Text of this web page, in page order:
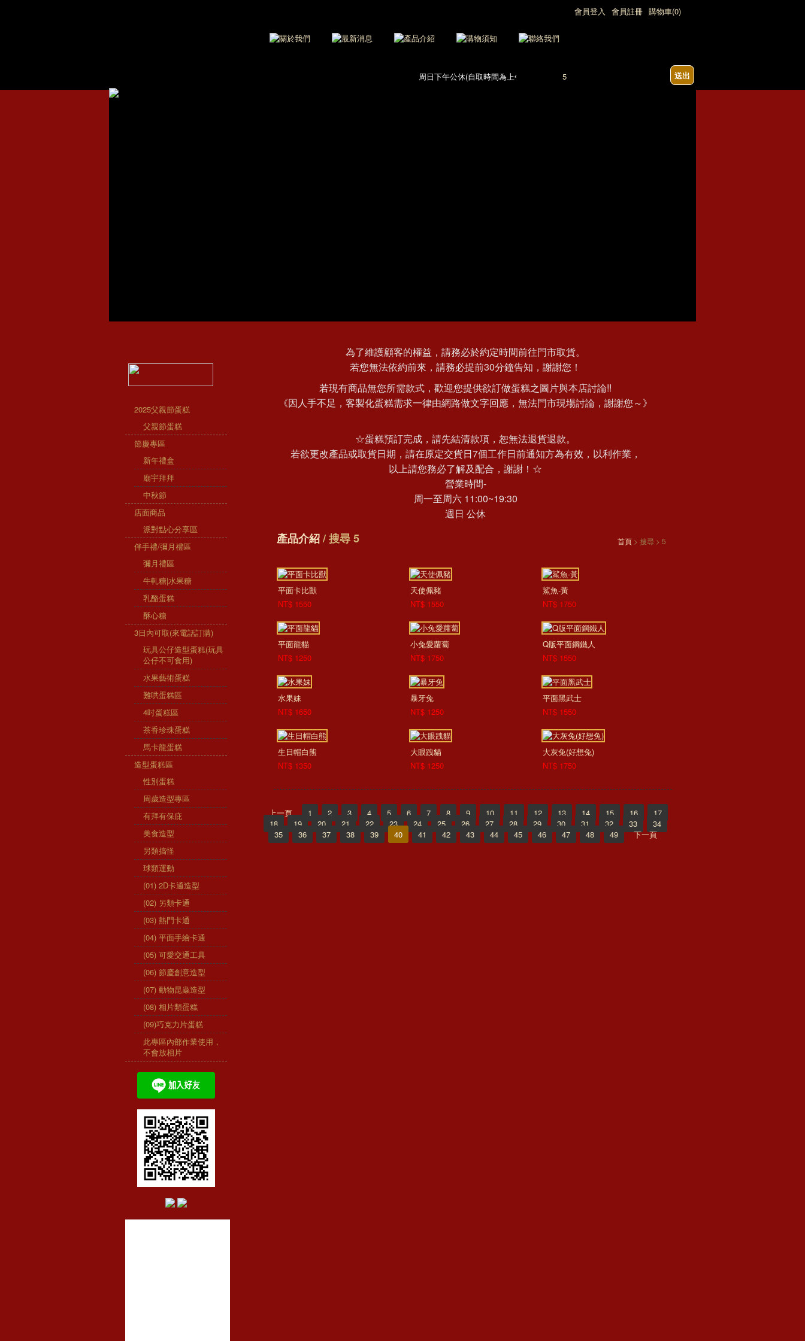
會員登入 會員註冊 購物車(0)
周日下午公休(自取時間為上午11:00-12:00)，七日內急單請勿下單(請來電詢問)送出
2025父親節蛋糕
父親節蛋糕
節慶專區
新年禮盒
廟宇拜拜
中秋節
店面商品
派對點心分享區
伴手禮/彌月禮區
彌月禮區
牛軋糖|水果糖
乳酪蛋糕
酥心糖
3日內可取(來電話訂購)
玩具公仔造型蛋糕(玩具
公仔不可食用)
水果藝術蛋糕
難哄蛋糕區
4吋蛋糕區
茶香珍珠蛋糕
馬卡龍蛋糕
造型蛋糕區
性別蛋糕
周歲造型專區
有拜有保庇
美食造型
另類搞怪
球類運動
(01) 2D卡通造型
(02) 另類卡通
(03) 熱門卡通
(04) 平面手繪卡通
(05) 可愛交通工具
(06) 節慶創意造型
(07) 動物昆蟲造型
(08) 相片類蛋糕
(09)巧克力片蛋糕
此專區內部作業使用，
不會放相片
為了維護顧客的權益，請務必於約定時間前往門市取貨。
若您無法依約前來，請務必提前30分鐘告知，謝謝您！
若現有商品無您所需款式，歡迎您提供欲訂做蛋糕之圖片與本店討論!!
《因人手不足，客製化蛋糕需求一律由網路做文字回應，無法門市現場討論，謝謝您～》
☆蛋糕預訂完成，請先結清款項，恕無法退貨退款。
若欲更改產品或取貨日期，請在原定交貨日7個工作日前通知方為有效，以利作業，
以上請您務必了解及配合，謝謝！☆
營業時間-
周一至周六 11:00~19:30
週日 公休
首頁 > 搜尋 > 5
產品介紹/ 搜尋 5
平面卡比獸
NT$ 1550
天使佩豬
NT$ 1550
鯊魚-黃
NT$ 1750
平面龍貓
NT$ 1250
小兔愛蘿蔔
NT$ 1750
Q版平面鋼鐵人
NT$ 1550
水果妹
NT$ 1650
暴牙兔
NT$ 1250
平面黑武士
NT$ 1550
生日帽白熊
NT$ 1350
大眼跩貓
NT$ 1250
大灰兔(好想兔)
NT$ 1750
上一頁 1 2 3 4 5 6 7 8 9 10 11 12 13 14 15 16
17
18
19 20 21 22 23 24 25 26 27 28 29 30 31 32 33
34
35
36 37 38 39 40 41 42 43 44 45 46 47 48 49 下一頁